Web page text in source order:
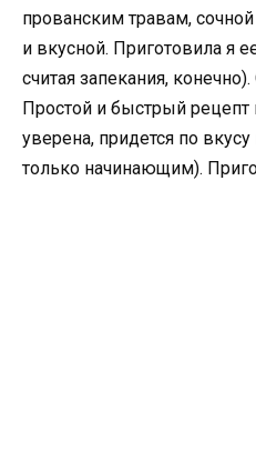
прованским травам,
и вкусной. Приготовила я
считая запекания,
Простой и быстрый рецепт
уверена, придется по
только начинающим).